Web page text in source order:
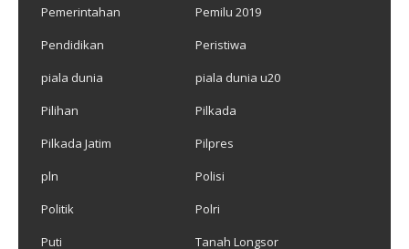
Pemerintahan
Pemilu 2019
Pendidikan
Peristiwa
piala dunia
piala dunia u20
Pilihan
Pilkada
Pilkada Jatim
Pilpres
pln
Polisi
Politik
Polri
Puti
Tanah Longsor